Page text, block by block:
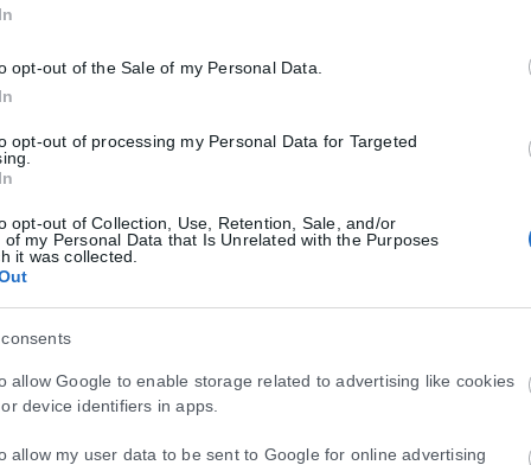
opt-out of the Sale of my Personal Data.
opt-out of processing my Personal Data for Targeted
opt-out of Collection, Use, Retention, Sale, and/or
of my Personal Data that Is Unrelated with the Purposes
it was collected.
allow Google to enable storage related to advertising like cookies
device identifiers in apps.
allow my user data to be sent to Google for online advertising
να επιστρέψω. Δεν είναι ένα θέρετρο στο ραντάρ όλων,
ήταν από βλάστηση με πυκνή ζούγκλα, συγχωνεύονται στο
στους λάτρεις της Ελλάδας: ένα ορεινό χωριό που κυριαρχεί
να εξερευνήσω το αρχιπέλαγος των μικροσκοπικών υπεράκτιων
σχετίζεται με πέντε αρχαία θέατρα που αναστηλώθηκαν και
των καθισμάτων της –ασυνήθιστα προορίζονται για μια
τον Λόρδο Βύρωνα να γράψει ένα ποίημα.
μετά τη νίκη του εναντίον του Αντώνη και της
ως πολιτιστικό εφαλτήριο όσο και ως επιλογή διακοπών από